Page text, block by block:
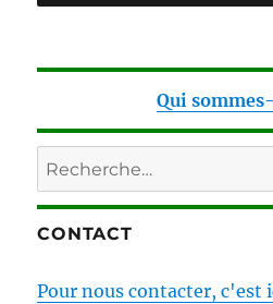
Qui
Recherche
pour :
CONTACT
Pour nous contacter, c'est